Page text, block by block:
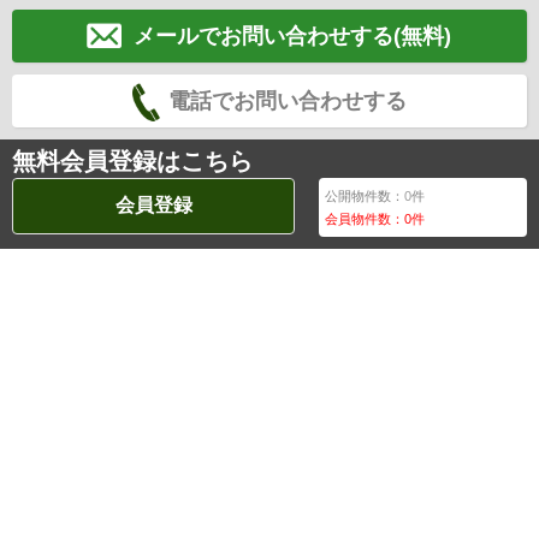
メールでお問い合わせする(無料)
電話でお問い合わせする
無料会員登録はこちら
会員登録 公開物件数：0件
会員物件数：0件